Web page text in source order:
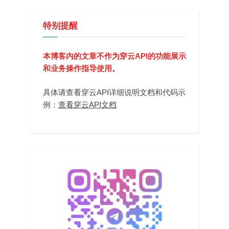
特别提醒
本博客内的文章不作为穿云API的功能展示
和业务操作指导使用。
具体请查看穿云API详细说明文档和代码示
例： 查看穿云API文档